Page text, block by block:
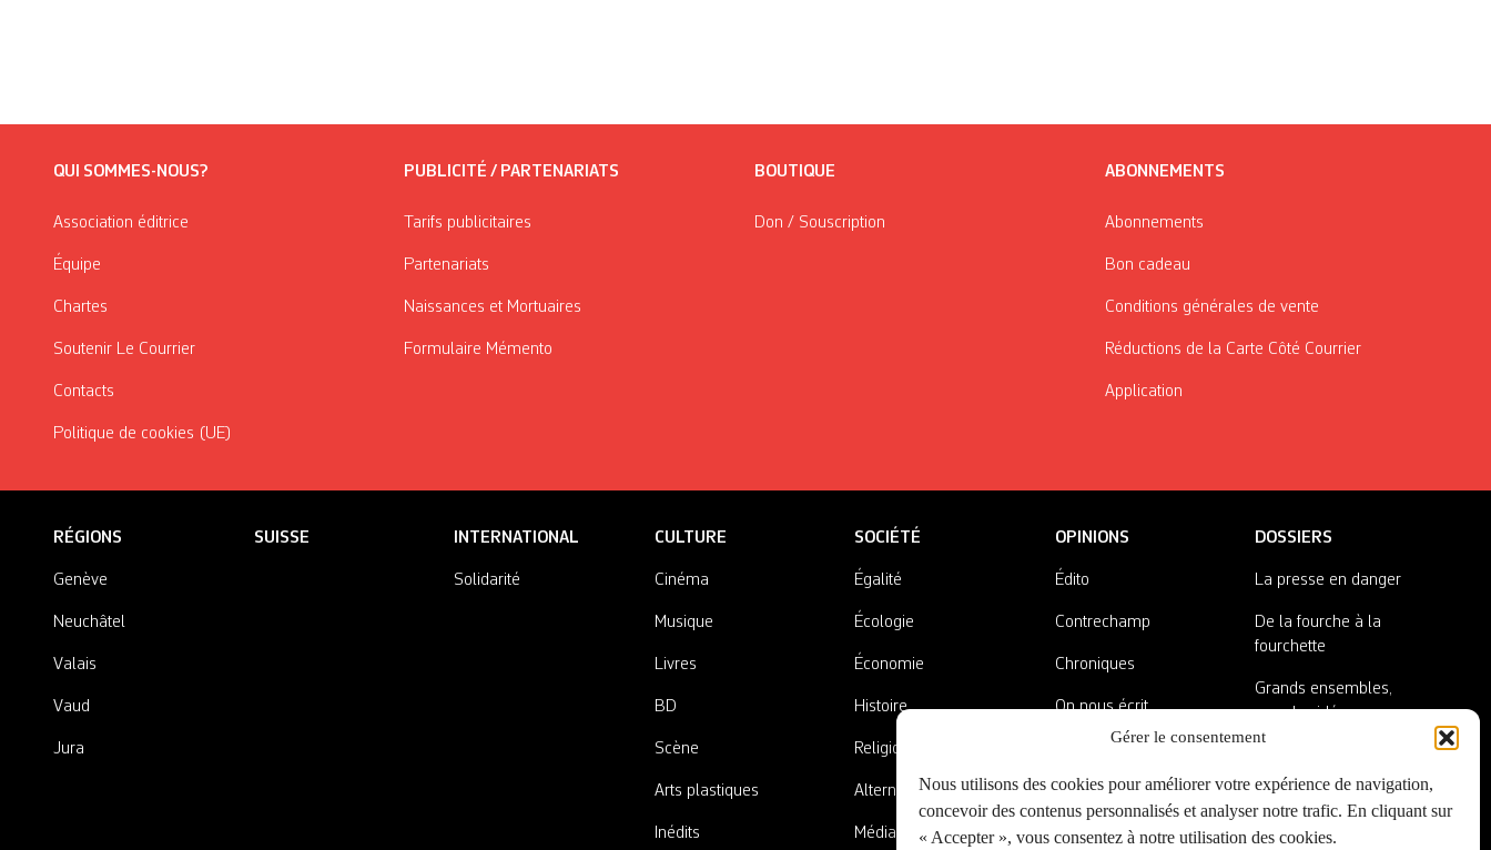
Gérer le consentement
Nous utilisons des cookies pour améliorer votre expérience de navigation,
concevoir des contenus personnalisés et analyser notre trafic. En cliquant sur
« Accepter », vous consentez à notre utilisation des cookies.
QUI SOMMES-NOUS?
Association éditrice
Équipe
Chartes
Soutenir Le Courrier
Contacts
Politique de cookies (UE)
PUBLICITÉ / PARTENARIATS
Tarifs publicitaires
Partenariats
Naissances et Mortuaires
Formulaire Mémento
BOUTIQUE
Don / Souscription
ABONNEMENTS
Abonnements
Bon cadeau
Conditions générales de vente
Réductions de la Carte Côté Courrier
Application
RÉGIONS
Genève
Neuchâtel
Valais
Vaud
Jura
SUISSE INTERNATIONAL
Solidarité
CULTURE
Cinéma
Musique
Livres
BD
Scène
Arts plastiques
Inédits
SOCIÉTÉ
Égalité
Écologie
Économie
Histoire
Religions
Alternatives
Médias
OPINIONS
Édito
Contrechamp
Chroniques
On nous écrit
A côté de la plaque
DOSSIERS
La presse en danger
De la fourche à la
fourchette
Grands ensembles,
grandes idées